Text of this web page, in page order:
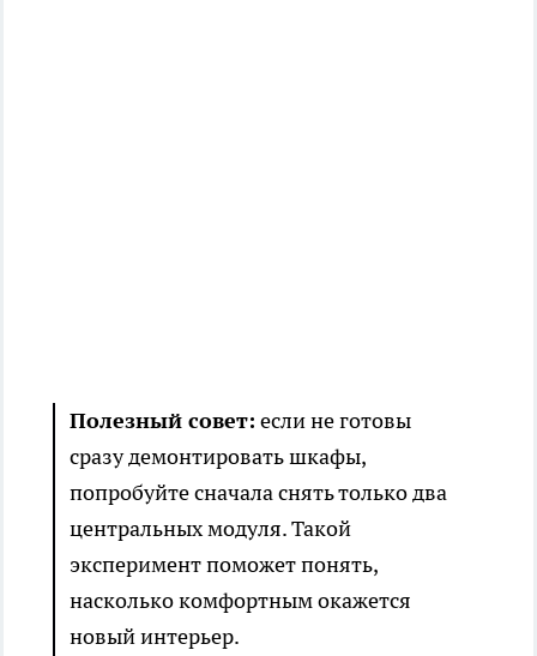
Полезный совет: если не готовы
сразу демонтировать шкафы,
попробуйте сначала снять только два
центральных модуля. Такой
эксперимент поможет понять,
насколько комфортным окажется
новый интерьер.